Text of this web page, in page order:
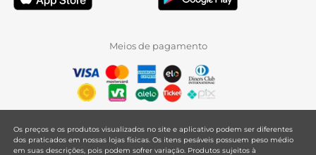
Meios de pagamento
Os preços e os produtos visualizados no site e aplicativo podem ser diferentes
dos praticados em nossas lojas físicas. Os itens pesáveis possuem peso médio
em suas descrições, pois podem sofrer variação. Produtos sujeitos à